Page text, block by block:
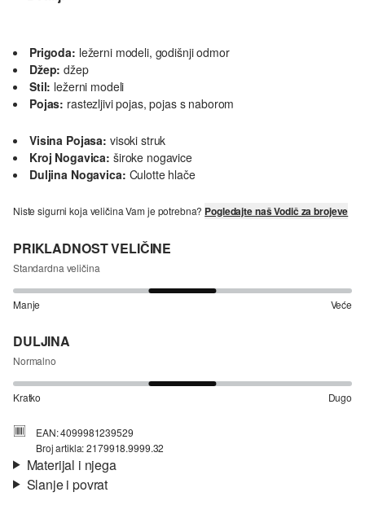
Prigoda: ležerni modeli, godišnji odmor
Džep: džep
Stil: ležerni modeli
Pojas: rastezljivi pojas, pojas s naborom
Visina Pojasa: visoki struk
Kroj Nogavica: široke nogavice
Duljina Nogavica: Culotte hlače
Niste sigurni koja veličina Vam je potrebna? Pogledajte naš Vodič za brojeve
PRIKLADNOST VELIČINE
Standardna veličina
Manje Veće
DULJINA
Normalno
Kratko Dugo
EAN: 4099981239529
Broj artikla: 2179918.9999.32
Materijal i njega
Slanje i povrat